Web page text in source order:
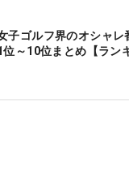
子ゴルフ界のオシャレ
位～10位まとめ【ラン